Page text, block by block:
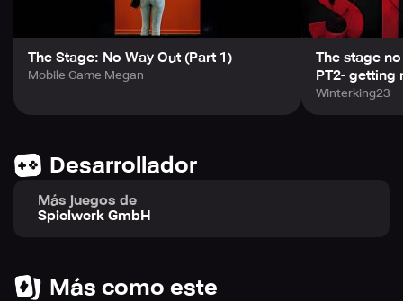
The Stage: No Way Out (Part 1)
Mobile Game Megan
The stage
PT2- getting
Winterking23
Desarrollador
Más juegos de
Spielwerk GmbH
Más como este